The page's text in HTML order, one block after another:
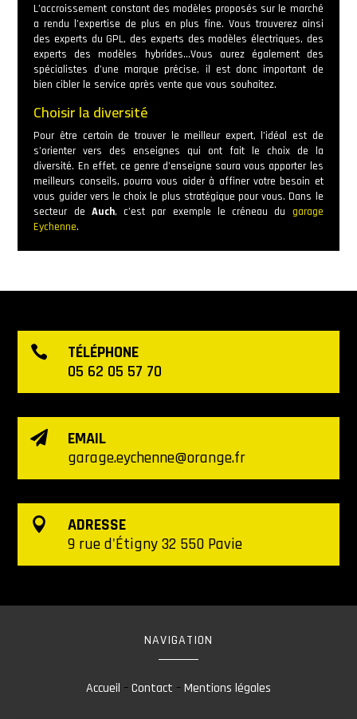
L’accroissement constant des modèles proposés sur le marché
a rendu l’expertise de plus en plus fine. Vous trouverez ainsi
des experts du GPL, des experts des modèles électriques, des
experts des modèles hybrides…Vous aurez également des
spécialistes d’une marque précise, il est donc important de
bien cibler le service après vente que vous souhaitez.
Choisir la diversité
Pour être certain de trouver le meilleur expert, l’idéal est de
s’orienter vers des enseignes qui ont fait le choix de la
diversité. En effet, ce genre d’enseigne saura vous apporter les
meilleurs conseils, pourra vous aider à affiner votre besoin et
vous guider vers le choix le plus stratégique pour vous. Dans le
secteur de Auch, c’est par exemple le créneau du garage
Eychenne.

TÉLÉPHONE
05 62 05 57 70

EMAIL
garage.eychenne@orange.fr

ADRESSE
9 rue d'Étigny 32 550 Pavie
NAVIGATION
Accueil –Contact –Mentions légales